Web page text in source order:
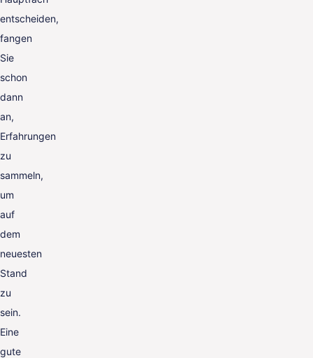
entscheiden,
fangen
Sie
schon
dann
an,
Erfahrungen
zu
sammeln,
um
auf
dem
neuesten
Stand
zu
sein.
Eine
gute